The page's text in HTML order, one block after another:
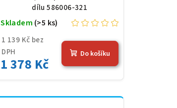
dílu 586006-321
1 139 Kč bez
DPH
1 378 Kč
Skladem (>5 ks)
Do košíku